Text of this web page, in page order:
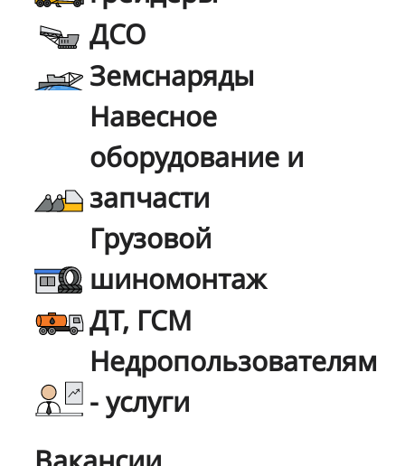
ДСО
Земснаряды
Навесное
оборудование и
запчасти
Грузовой
шиномонтаж
ДТ, ГСМ
Недропользователям
- услуги